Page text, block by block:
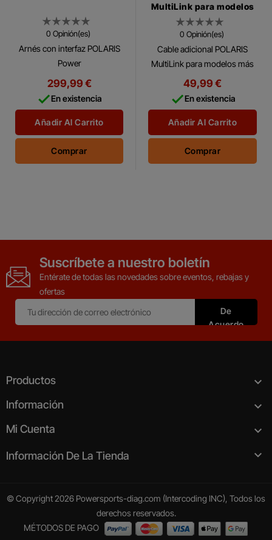
0 Opinión(es)
Arnés con interfaz POLARIS
Power
299,99 €
En existencia
Añadir Al Carrito
Comprar
MultiLink para modelos
más antiguos
0 Opinión(es)
Cable adicional POLARIS
MultiLink para modelos más
antiguos POLARIS MultiLink
Cable adapter for connecting
to older models.
49,99 €
En existencia
Añadir Al Carrito
Comprar
Suscríbete a nuestro boletín
Entérate de todas las novedades sobre eventos, rebajas y
ofertas
Productos 
Información 
Mi Cuenta 
Información De La Tienda 
© Copyright 2026 Powersports-diag.com (Intercoding INC), Todos los
derechos reservados.
MÉTODOS DE PAGO